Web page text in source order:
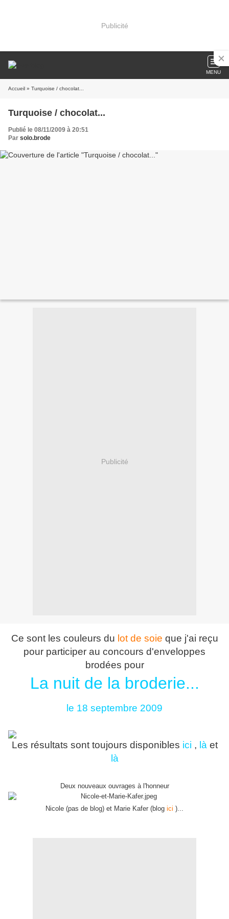
Publicité
MENU
Accueil » Turquoise / chocolat...
Turquoise / chocolat...
Publié le 08/11/2009 à 20:51
Par solo.brode
Publicité
Ce sont les couleurs du lot de soie que j'ai reçu
pour participer au concours d'enveloppes
brodées pour
La nuit de la broderie...
le 18 septembre 2009
Les résultats sont toujours disponibles ici , à et
à
Deux nouveaux ouvrages à l'honneur
Nicole (pas de blog) et Marie Kafer (blog ici )...